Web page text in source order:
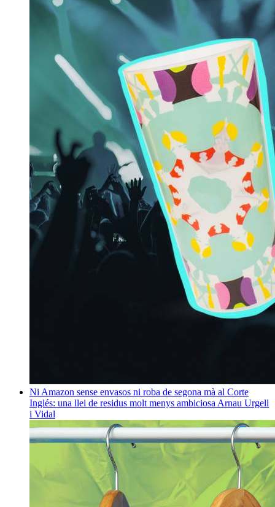
Ni Amazon sense envasos ni roba de segona mà al Corte
Inglés: una llei de residus molt menys ambiciosa Arnau Urgell
i Vidal